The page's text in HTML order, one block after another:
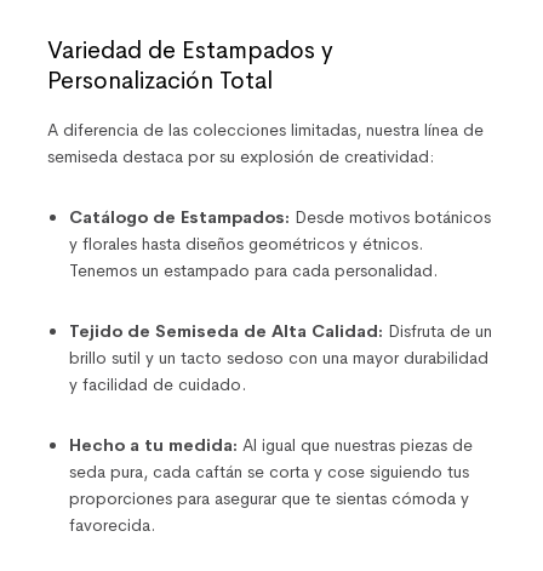
Variedad de Estampados y
Personalización Total
A diferencia de las colecciones limitadas, nuestra línea de
semiseda destaca por su explosión de creatividad:
Catálogo de Estampados: Desde motivos botánicos
y florales hasta diseños geométricos y étnicos.
Tenemos un estampado para cada personalidad.
Tejido de Semiseda de Alta Calidad: Disfruta de un
brillo sutil y un tacto sedoso con una mayor durabilidad
y facilidad de cuidado.
Hecho a tu medida: Al igual que nuestras piezas de
seda pura, cada caftán se corta y cose siguiendo tus
proporciones para asegurar que te sientas cómoda y
favorecida.